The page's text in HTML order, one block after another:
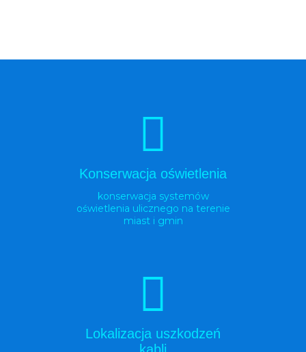
Konserwacja oświetlenia
konserwacja systemów
oświetlenia ulicznego na terenie
miast i gmin
Lokalizacja uszkodzeń